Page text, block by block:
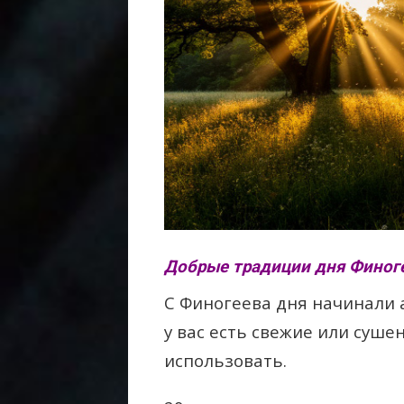
Добрые традиции дня
С Финогеева дня начинали
у вас есть свежие или
использовать.